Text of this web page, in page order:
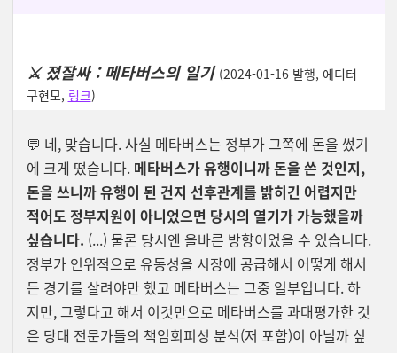
⚔️졌잘싸 : 메타버스의 일기 (2024-01-16 발행, 에디터
구현모, 링크)
💬 네, 맞습니다. 사실 메타버스는 정부가 그쪽에 돈을 썼기
에 크게 떴습니다. 메타버스가 유행이니까 돈을 쓴 것인지,
돈을 쓰니까 유행이 된 건지 선후관계를 밝히긴 어렵지만
적어도 정부지원이 아니었으면 당시의 열기가 가능했을까
싶습니다. (...) 물론 당시엔 올바른 방향이었을 수 있습니다.
정부가 인위적으로 유동성을 시장에 공급해서 어떻게 해서
든 경기를 살려야만 했고 메타버스는 그중 일부입니다. 하
지만, 그렇다고 해서 이것만으로 메타버스를 과대평가한 것
은 당대 전문가들의 책임회피성 분석(저 포함)이 아닐까 싶